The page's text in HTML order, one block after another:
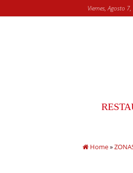
Viernes, Agosto
Home»